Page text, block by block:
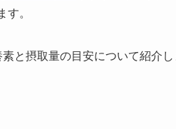
す。
と摂取量の目安について紹介し